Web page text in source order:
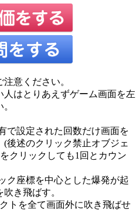
意ください。
はとりあえずゲーム画面を左
で設定された回数だけ画面を
後述のクリック禁止オブジェ
クリックしても1回とカウン
ク座標を中心とした爆発が起
き飛ばす。
トを全て画面外に吹き飛ばせ